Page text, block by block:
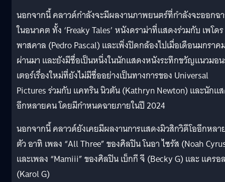
นอกจากนี้ คลาวด์กำลังจะมีผลงานภาพยนตร์ที่กำลังจะออกฉ
ในอนาคต ทั้ง ‘Freaky Tales’ หนังดราม่าที่แสดงร่วมกับ เพโดร
พาสคาล (Pedro Pascal) และเพิ่งปิดกล้องไปเมื่อเดือนมกรา
ผ่านมา และยังมีชื่อเป็นหนึ่งในนักแสดงหนังระทึกขวัญแนวมอ
เตอร์เรื่องใหม่ที่ยังไม่มีชื่ออย่างเป็นทางการของ Universal
Pictures ร่วมกับ แคทริน นิวตัน (Kathryn Newton) และนักแ
อีกหลายคน โดยมีกำหนดฉายภายในปี 2024
นอกจากนี้ คลาวด์ยังเคยมีผลงานการแสดงมิวสิกวิดีโออีกหลา
ตัว อาทิ เพลง “All Three” ของศิลปิน โนอา ไซรัส (Noah
และเพลง “Mamiii” ของศิลปิน เบ็กกี จี (Becky G) และ แครอ
(Karol G)